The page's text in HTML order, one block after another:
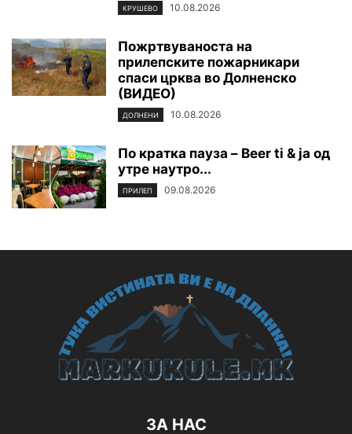
КРУШЕВО 10.08.2026
Пожртвуваноста на
прилепските пожарникари
спаси црква во Долненско
(ВИДЕО)
ДОЛНЕНИ 10.08.2026
По кратка пауза – Beer ti & ja oд
утре наутро...
ПРИЛЕП 09.08.2026
ЗА НАС